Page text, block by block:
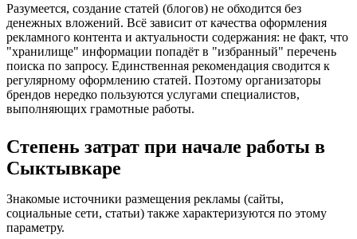
Разумеется, создание статей (блогов) не обходится без
денежных вложений. Всё зависит от качества оформления
рекламного контента и актуальности содержания: не факт, что
"хранилище" информации попадёт в "избранный" перечень
поиска по запросу. Единственная рекомендация сводится к
регулярному оформлению статей. Поэтому организаторы
брендов нередко пользуются услугами специалистов,
выполняющих грамотные работы.
Степень затрат при начале работы в
Сыктывкаре
Знакомые источники размещения рекламы (сайты,
социальные сети, статьи) также характеризуются по этому
параметру.